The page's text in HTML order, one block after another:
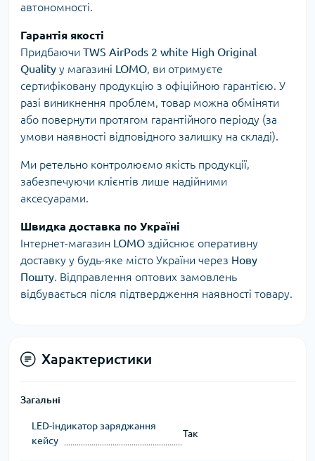
автономності.
Гарантія якості
Придбаючи TWS AirPods 2 white High Original
Quality у магазині LOMO, ви отримуєте
сертифіковану продукцію з офіційною гарантією. У
разі виникнення проблем, товар можна обміняти
або повернути протягом гарантійного періоду (за
умови наявності відповідного залишку на складі).
Ми ретельно контролюємо якість продукції,
забезпечуючи клієнтів лише надійними
аксесуарами.
Швидка доставка по Україні
Інтернет-магазин LOMO здійснює оперативну
доставку у будь-яке місто України через Нову
Пошту. Відправлення оптових замовлень
відбувається після підтвердження наявності товару.
Характеристики
Загальні
LED-індикатор заряджання
кейсу
Так